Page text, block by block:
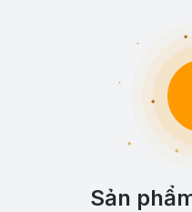
Sản